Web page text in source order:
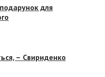
для
– Свириденко